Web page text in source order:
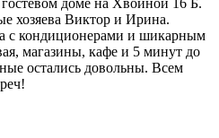
доме на Хвойной 16 Б.
хозяева Виктор и Ирина.
с кондиционерами и шикарным
магазины, кафе и 5 минут до
остались довольны. Всем